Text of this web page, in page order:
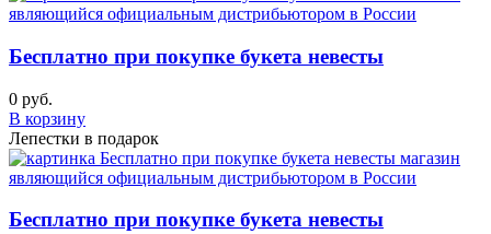
Бесплатно при покупке букета невесты
0 руб.
В корзину
Лепестки в подарок
Бесплатно при покупке букета невесты